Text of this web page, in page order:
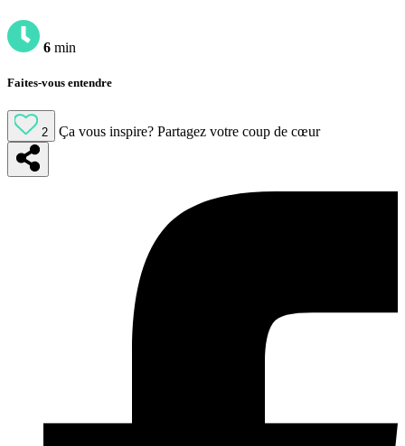
6 min
Faites-vous entendre
2 Ça vous inspire? Partagez votre coup de cœur